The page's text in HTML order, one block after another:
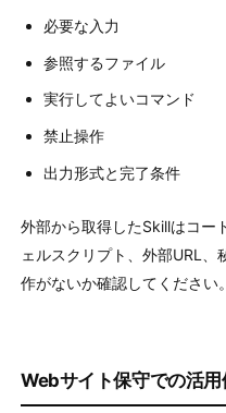
必要な入力
参照するファイル
実行してよいコマンド
禁止操作
出力形式と完了条件
外部から取得したSkillはコー
ェルスクリプト、外部URL
作がないか確認してください。
Webサイト保守での活用